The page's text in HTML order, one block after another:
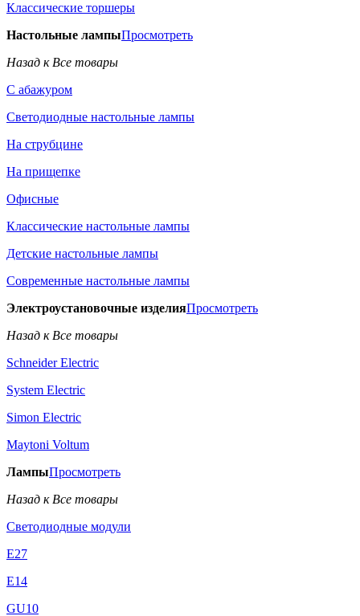
Классические торшеры
Настольные лампыПросмотреть
Назад к Все товары
С абажуром
Светодиодные настольные лампы
На струбцине
На прищепке
Офисные
Классические настольные лампы
Детские настольные лампы
Современные настольные лампы
Электроустановочные изделияПросмотреть
Назад к Все товары
Schneider Electric
System Electric
Simon Electric
Maytoni Voltum
ЛампыПросмотреть
Назад к Все товары
Светодиодные модули
E27
E14
GU10